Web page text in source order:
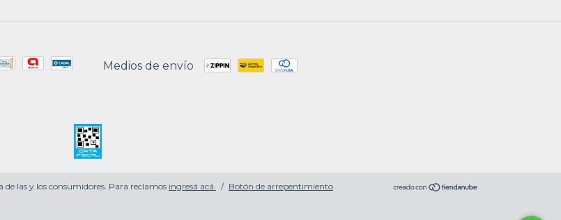
Medios de envío
de las y los consumidores. Para reclamos ingresá acá. / Botón de arrepentimiento